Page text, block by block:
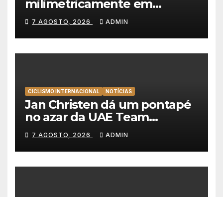
milimetricamente em
Albufeira, Rui Oliveira
mantém a amarela da Volta a
Portugal
7 AGOSTO, 2026 ADMIN
CICLISMO INTERNACIONAL NOTÍCIAS
Jan Christen dá um pontapé
no azar da UAE Team
Emirates e vence na Volta a
Polónia
7 AGOSTO, 2026 ADMIN